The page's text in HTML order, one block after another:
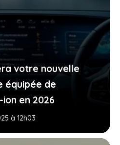
votre nouvelle
équipée de
en 2026
à 12h03